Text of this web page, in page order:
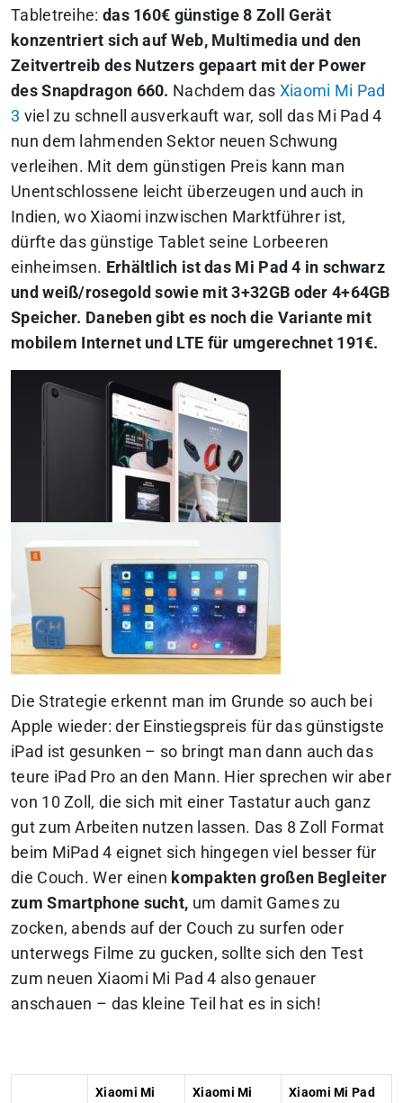
Tabletreihe: das 160€ günstige 8 Zoll Gerät
konzentriert sich auf Web, Multimedia und den
Zeitvertreib des Nutzers gepaart mit der Power
des Snapdragon 660. Nachdem das Xiaomi Mi Pad
3 viel zu schnell ausverkauft war, soll das Mi Pad 4
nun dem lahmenden Sektor neuen Schwung
verleihen. Mit dem günstigen Preis kann man
Unentschlossene leicht überzeugen und auch in
Indien, wo Xiaomi inzwischen Marktführer ist,
dürfte das günstige Tablet seine Lorbeeren
einheimsen. Erhältlich ist das Mi Pad 4 in schwarz
und weiß/rosegold sowie mit 3+32GB oder 4+64GB
Speicher. Daneben gibt es noch die Variante mit
mobilem Internet und LTE für umgerechnet 191€.
Die Strategie erkennt man im Grunde so auch bei
Apple wieder: der Einstiegspreis für das günstigste
iPad ist gesunken – so bringt man dann auch das
teure iPad Pro an den Mann. Hier sprechen wir aber
von 10 Zoll, die sich mit einer Tastatur auch ganz
gut zum Arbeiten nutzen lassen. Das 8 Zoll Format
beim MiPad 4 eignet sich hingegen viel besser für
die Couch. Wer einen kompakten großen Begleiter
zum Smartphone sucht, um damit Games zu
zocken, abends auf der Couch zu surfen oder
unterwegs Filme zu gucken, sollte sich den Test
zum neuen Xiaomi Mi Pad 4 also genauer
anschauen – das kleine Teil hat es in sich!
Xiaomi Mi
Xiaomi Mi
Xiaomi Mi Pad